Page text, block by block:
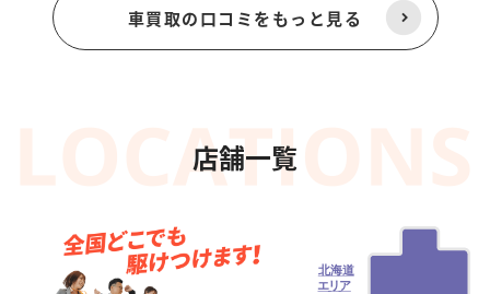
車買取の口コミをもっと見る
店舗一覧
北海道
エリア